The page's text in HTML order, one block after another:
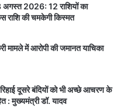
2026: 12 राशियों का
राशि की चमकेगी किस्मत
मामले में आरोपी की जमानत याचिका
रिहाई दूसरे बंदियों को भी अच्छे आचरण के
: मुख्यमंत्री डॉ. यादव